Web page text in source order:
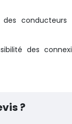
conducteurs
des
?